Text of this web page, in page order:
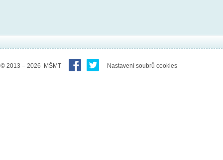
© 2013 – 2026 MŠMT Nastavení soubrů cookies